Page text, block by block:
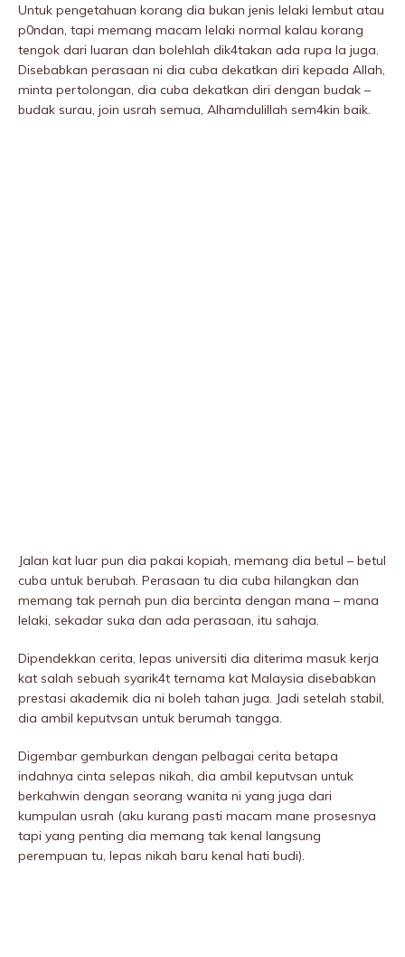
Untuk pengetahuan korang dia bukan jenis lelaki lembut atau
p0ndan, tapi memang macam lelaki normal kalau korang
tengok dari luaran dan bolehlah dik4takan ada rupa la juga.
Disebabkan perasaan ni dia cuba dekatkan diri kepada Allah,
minta pertolongan, dia cuba dekatkan diri dengan budak –
budak surau, join usrah semua, Alhamdulillah sem4kin baik.
Jalan kat luar pun dia pakai kopiah, memang dia betul – betul
cuba untuk berubah. Perasaan tu dia cuba hilangkan dan
memang tak pernah pun dia bercinta dengan mana – mana
lelaki, sekadar suka dan ada perasaan, itu sahaja.
Dipendekkan cerita, lepas universiti dia diterima masuk kerja
kat salah sebuah syarik4t ternama kat Malaysia disebabkan
prestasi akademik dia ni boleh tahan juga. Jadi setelah stabil,
dia ambil keputvsan untuk berumah tangga.
Digembar gemburkan dengan pelbagai cerita betapa
indahnya cinta selepas nikah, dia ambil keputvsan untuk
berkahwin dengan seorang wanita ni yang juga dari
kumpulan usrah (aku kurang pasti macam mane prosesnya
tapi yang penting dia memang tak kenal langsung
perempuan tu, lepas nikah baru kenal hati budi).